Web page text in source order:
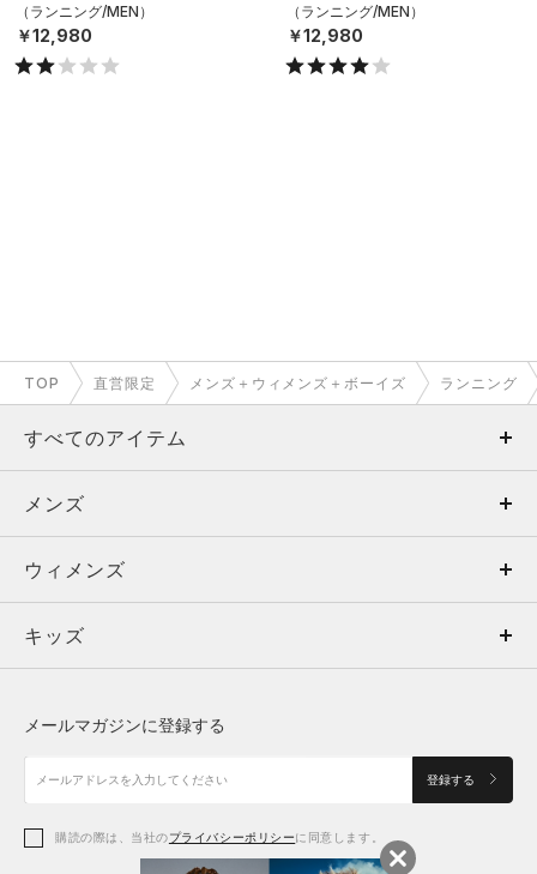
（ランニング/MEN）
￥12,980
（ランニング/MEN）
￥12,980
TOP 直営限定 メンズ＋ウィメンズ＋ボーイズ ランニング
すべてのアイテム
メンズ
ウィメンズ
キッズ
アクセサリー
メンズ
トップス
ボトムス
アクセサリー
ウィメンズ
トップス
シューズ
アクセサリー
キッズ
シューズ
メールマガジンに登録する
登録する
購読の際は、当社のプライバシーポリシーに同意します。